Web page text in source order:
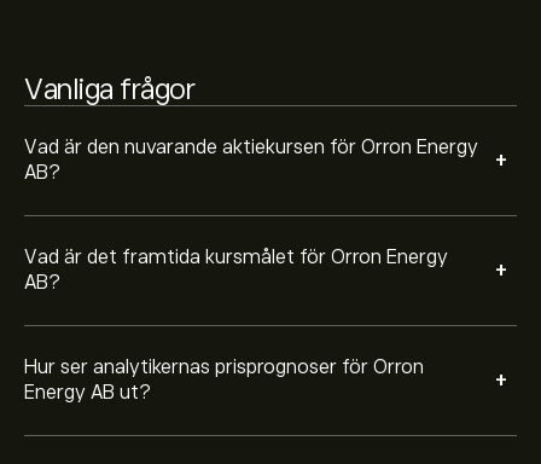
Vanliga frågor
Vad är den nuvarande aktiekursen för Orron Energy
AB?
+
Vad är det framtida kursmålet för Orron Energy
AB?
+
Hur ser analytikernas prisprognoser för Orron
Energy AB ut?
+